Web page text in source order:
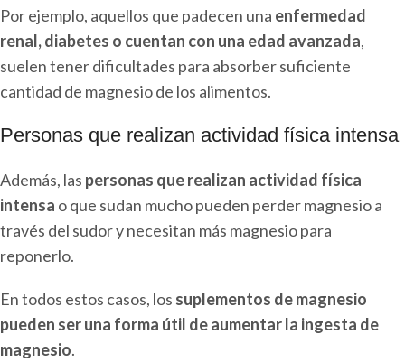
Por ejemplo, aquellos que padecen una enfermedad
renal, diabetes o cuentan con una edad avanzada,
suelen tener dificultades para absorber suficiente
cantidad de magnesio de los alimentos.
Personas que realizan actividad física intensa
Además, las personas que realizan actividad física
intensa o que sudan mucho pueden perder magnesio a
través del sudor y necesitan más magnesio para
reponerlo.
En todos estos casos, los suplementos de magnesio
pueden ser una forma útil de aumentar la ingesta de
magnesio.